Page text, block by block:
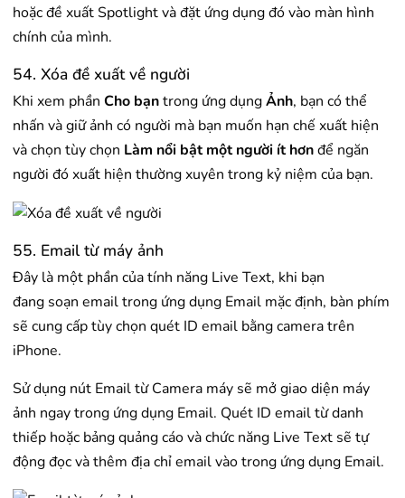
hoặc đề xuất Spotlight và đặt ứng dụng đó vào màn hình
chính của mình.
54. Xóa đề xuất về người
Khi xem phần Cho bạntrong ứng dụng ‌Ảnh, bạn có thể
nhấn và giữ ảnh có người mà bạn muốn hạn chế xuất hiện
và chọn tùy chọn Làm nổi bật một người ít hơnđể ngăn
người đó xuất hiện thường xuyên trong kỷ niệm của bạn.
55. Email từ máy ảnh
Đây là một phần của tính năng Live Text, khi bạn
đang soạn email trong ứng dụng Email mặc định, bàn phím
sẽ cung cấp tùy chọn quét ID email bằng camera trên
iPhone.
Sử dụng nút Email từ Camera máy sẽ mở giao diện máy
ảnh ngay trong ứng dụng Email. Quét ID email từ danh
thiếp hoặc bảng quảng cáo và chức năng Live Text sẽ tự
động đọc và thêm địa chỉ email vào trong ứng dụng Email.